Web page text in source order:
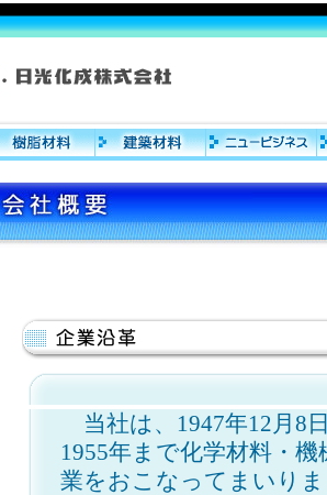
当社は、1947年12月8
1955年まで化学材料・
業をおこなってまいり